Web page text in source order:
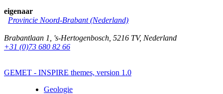
eigenaar
Provincie Noord-Brabant (Nederland)
Brabantlaan 1 's-Hertogenbosch 5216 TV, Nederland
+31 (0)73 680 82 66
GEMET - INSPIRE themes, version 1.0
Geologie